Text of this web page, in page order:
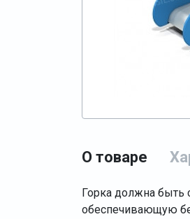
О товаре
Горка должна быть
обеспечивающую